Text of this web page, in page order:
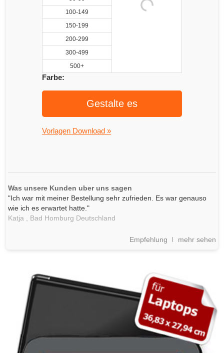
100-149
150-199
200-299
300-499
500+
Farbe:
Gestalte es
Vorlagen Download »
Was unsere Kunden uber uns sagen
"Ich war mit meiner Bestellung sehr zufrieden. Es war genauso
wie ich es erwartet hatte."
Katja ,
Bad Homburg Deutschland
Empfehlung mehr sehen